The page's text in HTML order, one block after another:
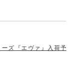
ーズ『エヴァ』入荷予